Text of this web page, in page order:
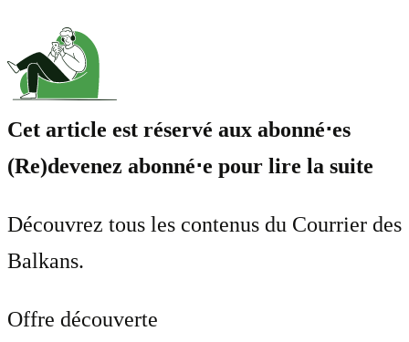
Cet article est réservé aux abonné⋅es
(Re)devenez abonné⋅e pour lire la suite
Découvrez tous les contenus du Courrier des
Balkans.
Offre découverte